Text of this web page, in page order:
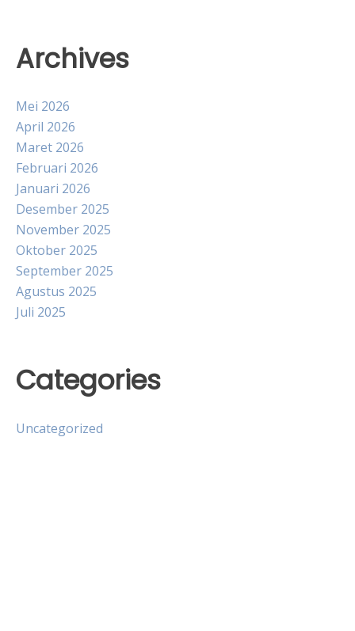
Archives
Mei 2026
April 2026
Maret 2026
Februari 2026
Januari 2026
Desember 2025
November 2025
Oktober 2025
September 2025
Agustus 2025
Juli 2025
Categories
Uncategorized